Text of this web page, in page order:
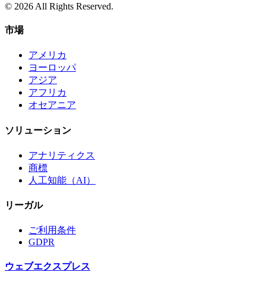
© 2026 All Rights Reserved.
市場
アメリカ
ヨーロッパ
アジア
アフリカ
オセアニア
ソリューション
アナリティクス
商標
人工知能（AI）
リーガル
ご利用条件
GDPR
ウェブエクスプレス